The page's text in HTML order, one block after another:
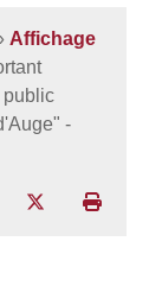
Affichage
public
-
sur
Partager sur